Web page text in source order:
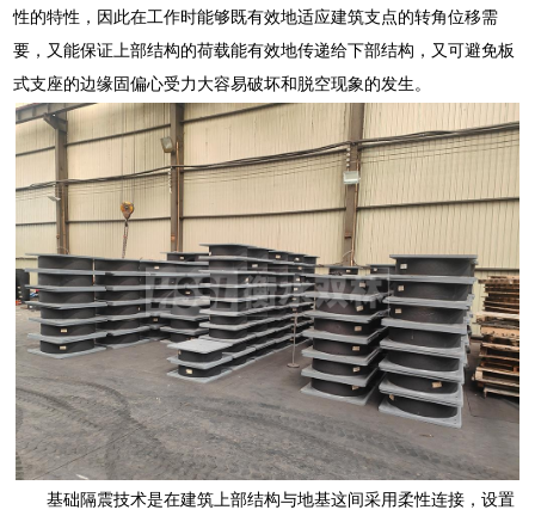
性的特性，因此在工作时能够既有效地适应建筑支点的转角位移需
要，又能保证上部结构的荷载能有效地传递给下部结构，又可避免板
式支座的边缘固偏心受力大容易破坏和脱空现象的发生。
基础隔震技术是在建筑上部结构与地基这间采用柔性连接，设置